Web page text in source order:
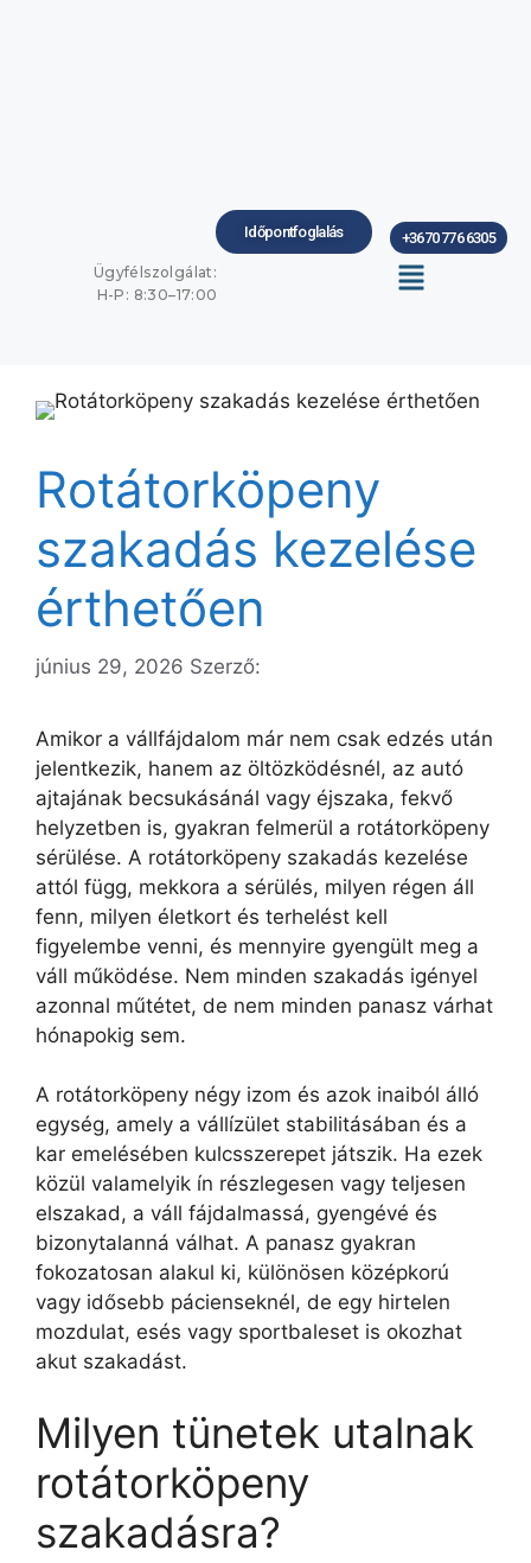
Időpontfoglalás
+3670 776 6305
Ügyfélszolgálat:
H-P: 8:30–17:00
Rotátorköpeny
szakadás kezelése
érthetően
június 29, 2026 Szerző:
Amikor a vállfájdalom már nem csak edzés után
jelentkezik, hanem az öltözködésnél, az autó
ajtajának becsukásánál vagy éjszaka, fekvő
helyzetben is, gyakran felmerül a rotátorköpeny
sérülése. A rotátorköpeny szakadás kezelése
attól függ, mekkora a sérülés, milyen régen áll
fenn, milyen életkort és terhelést kell
figyelembe venni, és mennyire gyengült meg a
váll működése. Nem minden szakadás igényel
azonnal műtétet, de nem minden panasz várhat
hónapokig sem.
A rotátorköpeny négy izom és azok inaiból álló
egység, amely a vállízület stabilitásában és a
kar emelésében kulcsszerepet játszik. Ha ezek
közül valamelyik ín részlegesen vagy teljesen
elszakad, a váll fájdalmassá, gyengévé és
bizonytalanná válhat. A panasz gyakran
fokozatosan alakul ki, különösen középkorú
vagy idősebb pácienseknél, de egy hirtelen
mozdulat, esés vagy sportbaleset is okozhat
akut szakadást.
Milyen tünetek utalnak
rotátorköpeny
szakadásra?